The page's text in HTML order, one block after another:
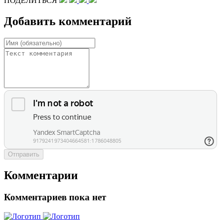
Добавить комментарий
Отправить
Комментарии
Комментариев пока нет